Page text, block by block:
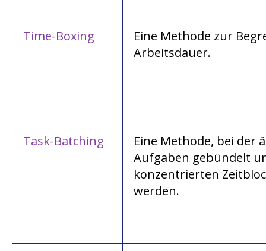
Time-Boxing
Eine Methode zur
Arbeitsdauer.
Task-Batching
Eine Methode, bei der
Aufgaben gebündelt
konzentrierten
werden.